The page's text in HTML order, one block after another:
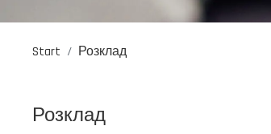
Start Розклад
Розклад